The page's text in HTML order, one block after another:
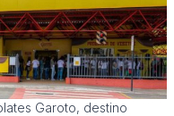
Garoto, destino